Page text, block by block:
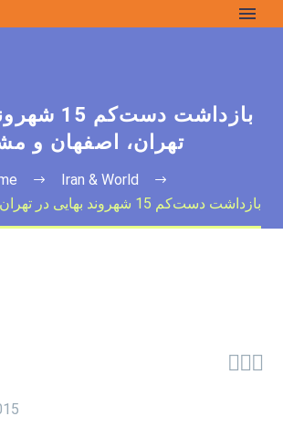
بازداشت
تهران، اصفهان و
Iran & World
بازداشت دست‌کم 15 شهروند بهایی در تهران، اصفهان و مشهد
